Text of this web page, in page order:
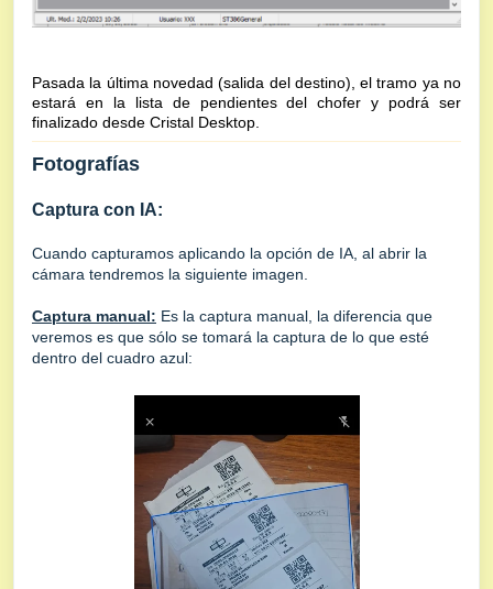
Pasada la última novedad (salida del destino), el tramo ya no
estará en la lista de pendientes del chofer y podrá ser
finalizado desde Cristal Desktop.
Fotografías
Captura con IA:
Cuando capturamos aplicando la opción de IA, al abrir la
cámara tendremos la siguiente imagen.
Captura manual: Es la captura manual, la diferencia que
veremos es que sólo se tomará la captura de lo que esté
dentro del cuadro azul: